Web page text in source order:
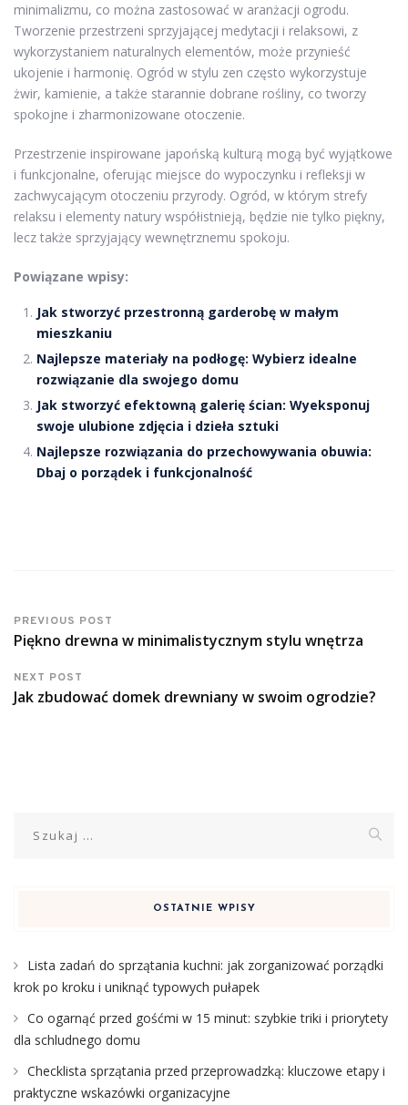
minimalizmu, co można zastosować w aranżacji ogrodu.
Tworzenie przestrzeni sprzyjającej medytacji i relaksowi, z
wykorzystaniem naturalnych elementów, może przynieść
ukojenie i harmonię. Ogród w stylu zen często wykorzystuje
żwir, kamienie, a także starannie dobrane rośliny, co tworzy
spokojne i zharmonizowane otoczenie.
Przestrzenie inspirowane japońską kulturą mogą być wyjątkowe
i funkcjonalne, oferując miejsce do wypoczynku i refleksji w
zachwycającym otoczeniu przyrody. Ogród, w którym strefy
relaksu i elementy natury współistnieją, będzie nie tylko piękny,
lecz także sprzyjający wewnętrznemu spokoju.
Powiązane wpisy:
Jak stworzyć przestronną garderobę w małym
mieszkaniu
Najlepsze materiały na podłogę: Wybierz idealne
rozwiązanie dla swojego domu
Jak stworzyć efektowną galerię ścian: Wyeksponuj
swoje ulubione zdjęcia i dzieła sztuki
Najlepsze rozwiązania do przechowywania obuwia:
Dbaj o porządek i funkcjonalność
PREVIOUS POST
Piękno drewna w minimalistycznym stylu wnętrza
NEXT POST
Jak zbudować domek drewniany w swoim ogrodzie?
OSTATNIE WPISY
Lista zadań do sprzątania kuchni: jak zorganizować porządki
krok po kroku i uniknąć typowych pułapek
Co ogarnąć przed gośćmi w 15 minut: szybkie triki i priorytety
dla schludnego domu
Checklista sprzątania przed przeprowadzką: kluczowe etapy i
praktyczne wskazówki organizacyjne